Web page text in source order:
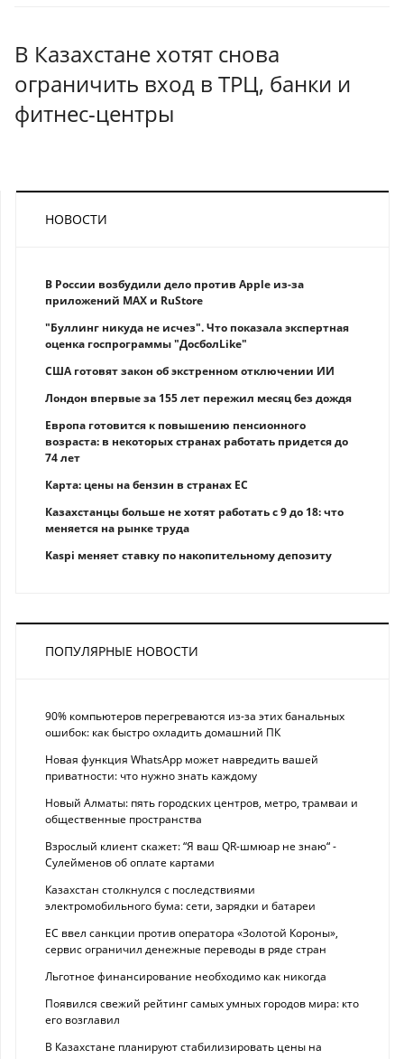
В Казахстане хотят снова
ограничить вход в ТРЦ, банки и
фитнес-центры
НОВОСТИ
В России возбудили дело против Apple из-за
приложений MAX и RuStore
"Буллинг никуда не исчез". Что показала экспертная
оценка госпрограммы "ДосболLike"
США готовят закон об экстренном отключении ИИ
Лондон впервые за 155 лет пережил месяц без дождя
Европа готовится к повышению пенсионного
возраста: в некоторых странах работать придется до
74 лет
Карта: цены на бензин в странах ЕС
Казахстанцы больше не хотят работать с 9 до 18: что
меняется на рынке труда
Kaspi меняет ставку по накопительному депозиту
ПОПУЛЯРНЫЕ НОВОСТИ
90% компьютеров перегреваются из-за этих банальных
ошибок: как быстро охладить домашний ПК
Новая функция WhatsApp может навредить вашей
приватности: что нужно знать каждому
Новый Алматы: пять городских центров, метро, трамваи и
общественные пространства
Взрослый клиент скажет: “Я ваш QR-шмюар не знаю“ -
Сулейменов об оплате картами
Казахстан столкнулся с последствиями
электромобильного бума: сети, зарядки и батареи
ЕС ввел санкции против оператора «Золотой Короны»,
сервис ограничил денежные переводы в ряде стран
Льготное финансирование необходимо как никогда
Появился свежий рейтинг самых умных городов мира: кто
его возглавил
В Казахстане планируют стабилизировать цены на